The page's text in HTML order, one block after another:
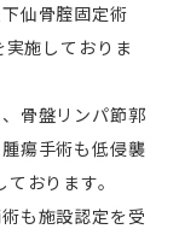
仙骨腟固定術
実施しておりま
骨盤リンパ節郭
瘍手術も低侵襲
おります。
も施設認定を受